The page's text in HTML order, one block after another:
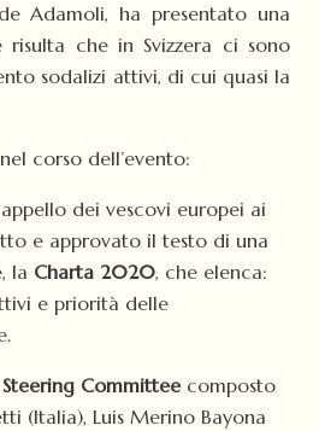
Adamoli, ha presentato una
risulta che in Svizzera ci sono
sodalizi attivi, di cui quasi la
corso dell’evento:
dei vescovi europei ai
e approvato il testo di una
la Charta 2020, che elenca:
e priorità delle
Steering Committee composto
(Italia), Luis Merino Bayona